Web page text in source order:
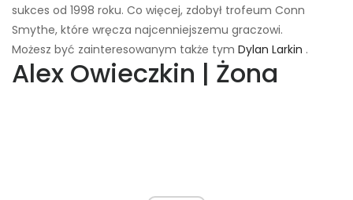
sukces od 1998 roku. Co więcej, zdobył trofeum Conn
Smythe, które wręcza najcenniejszemu graczowi.
Możesz być zainteresowanym także tym Dylan Larkin .
Alex Owieczkin | Żona